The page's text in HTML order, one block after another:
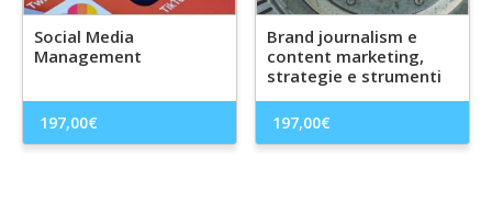
Social Media
Management
197,00€
Brand journalism e
content marketing,
strategie e strumenti
197,00€